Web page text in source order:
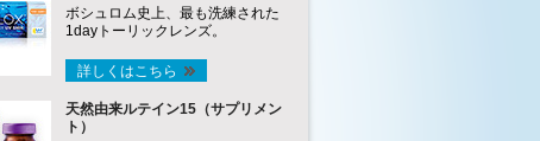
ボシュロム史上、最も洗練された
1dayトーリックレンズ。
詳しくはこちら
天然由来ルテイン15（サプリメン
ト）